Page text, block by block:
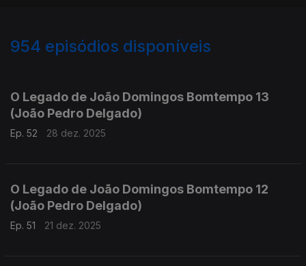
954 episódios disponíveis
O Legado de João Domingos Bomtempo 13
(João Pedro Delgado)
Ep. 52 28 dez. 2025
O Legado de João Domingos Bomtempo 12
(João Pedro Delgado)
Ep. 51 21 dez. 2025